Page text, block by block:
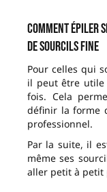
Comment épiler
de sourcils fine
Pour celles qui
il peut être
fois. Cela
définir la forme
professionnel.
Par la suite, il
même ses
aller petit à petit